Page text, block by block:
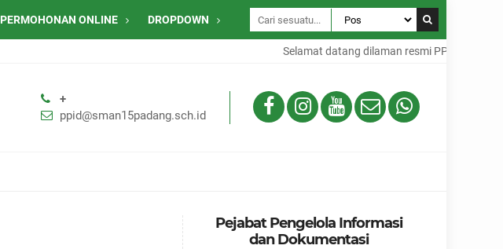
PERMOHONAN ONLINE DROPDOWN
Selamat datang dilaman resmi PPID SMAN 15
+
ppid@sman15padang.sch.id
Pejabat Pengelola Informasi
dan Dokumentasi